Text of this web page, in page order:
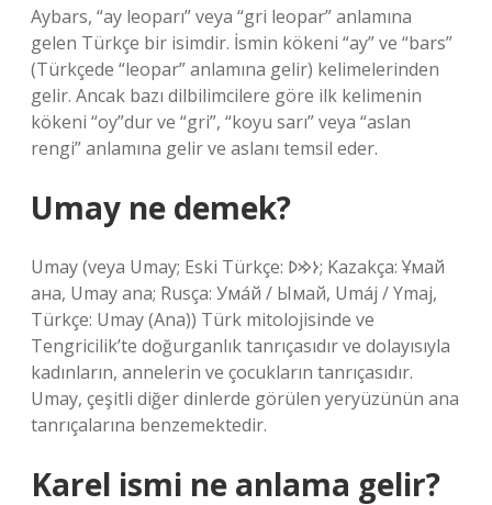
Aybars, “ay leoparı” veya “gri leopar” anlamına
gelen Türkçe bir isimdir. İsmin kökeni “ay” ve “bars”
(Türkçede “leopar” anlamına gelir) kelimelerinden
gelir. Ancak bazı dilbilimcilere göre ilk kelimenin
kökeni “oy”dur ve “gri”, “koyu sarı” veya “aslan
rengi” anlamına gelir ve aslanı temsil eder.
Umay ne demek?
Umay (veya Umay; Eski Türkçe: 𐰆𐰢𐰖; Kazakça: Ұмай
aна, Umay ana; Rusça: Ума́й / Ымай, Umáj / Ymaj,
Türkçe: Umay (Ana)) Türk mitolojisinde ve
Tengricilik’te doğurganlık tanrıçasıdır ve dolayısıyla
kadınların, annelerin ve çocukların tanrıçasıdır.
Umay, çeşitli diğer dinlerde görülen yeryüzünün ana
tanrıçalarına benzemektedir.
Karel ismi ne anlama gelir?